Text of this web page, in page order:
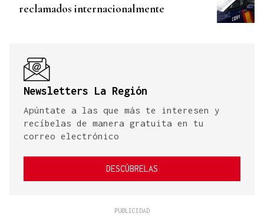
reclamados internacionalmente
Newsletters La Región
Apúntate a las que más te interesen y
recíbelas de manera gratuita en tu
correo electrónico
DESCÚBRELAS